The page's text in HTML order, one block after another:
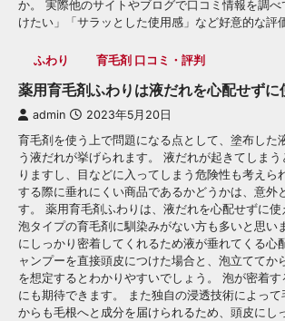
か。 実際他のサイトやブログで口コミ情報を調
けたい」「サラッとした使用感」など好意的な評
ふわり 育毛剤 口コミ・評判
薬用育毛剤ふわりは液だれを心配せずに
admin 2023年5月20日
育毛剤を使う上で問題になる点として、塗布した
う液だれが挙げられます。 液だれが起きてしま
りますし、目などに入ってしまう危険性も考えら
する際に垂れにくい商品であるかどうかは、意外
す。 薬用育毛剤ふわりは、液だれを心配せずに使
泡タイプの育毛剤に馴染みがない方も多いと思い
にしっかり密着してくれるため液が垂れてくる心
ャンプーを直接頭皮につけた場合と、泡立ててか
を想定するとわかりやすいでしょう。 泡が密着
にも期待できます。 また独自の浸透技術によって
からも毛根へと成分を届けられるため、頭皮にし